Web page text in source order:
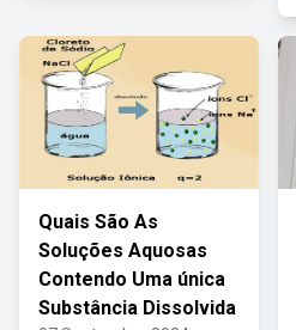
Quais São As
Soluções Aquosas
Contendo Uma única
Substância Dissolvida